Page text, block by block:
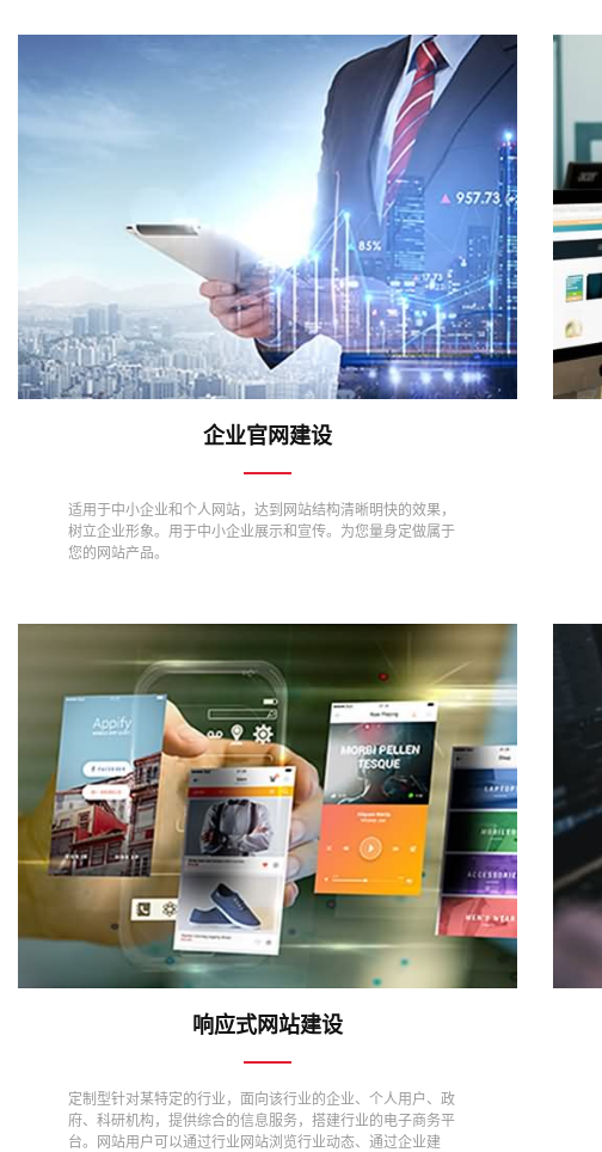
企业官网建设
适用于中小企业和个人网站，达到网站结构清晰明快的效果，
树立企业形象。用于中小企业展示和宣传。为您量身定做属于
您的网站产品。
响应式网站建设
定制型针对某特定的行业，面向该行业的企业、个人用户、政
府、科研机构，提供综合的信息服务，搭建行业的电子商务平
台。网站用户可以通过行业网站浏览行业动态、通过企业建